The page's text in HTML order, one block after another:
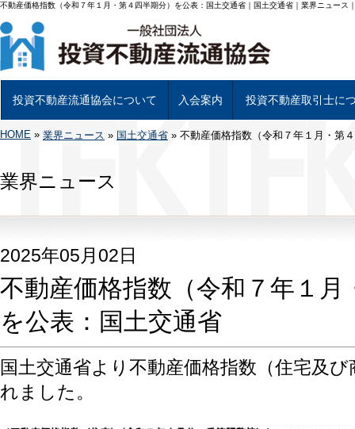
不動産価格指数（令和７年１月・第４四半期分）を公表：国土交通省｜国土交通省｜業界ニュー
投資不動産流通協会について
投資不動産流通協会について
基幹事業について
組織図及び理事
当協会会員一覧
投資不動産専用書類について
アクセス
入会案内
入会について
入会手続き
投資不動産取引士に
投資不動産取引士につ
試験日程と受験申し込み
資格試験 学習教材につ
投資不動産取引士 資
HOME » 業界ニュース » 国土交通省 » 不動産価格指数（令和７年１月・第
業界ニュース
2025年05月02日
不動産価格指数（令和７年１月
を公表：国土交通省
国土交通省より不動産価格指数（住宅及
れました。